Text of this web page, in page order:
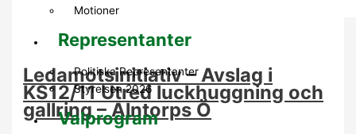
Motioner
Representanter
Politiska Representanter
Styrelsen 2026
Valprogram
Ledamotsinitiativ – Avslag i
KS12/11 Utred luckhuggning och
gallring – Alntorps Ö
Alntorps